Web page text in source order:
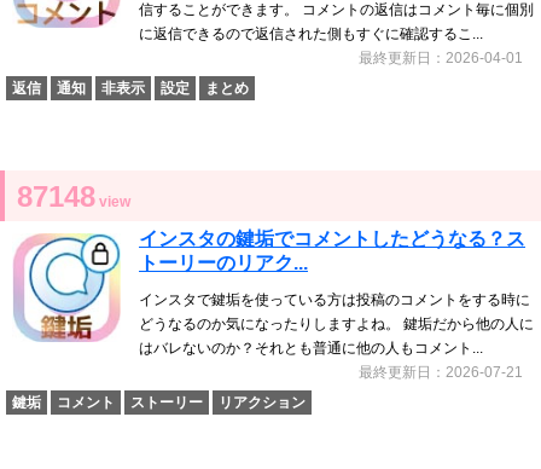
信することができます。 コメントの返信はコメント毎に個別
に返信できるので返信された側もすぐに確認するこ...
最終更新日：2026-04-01
返信
通知 非表示 設定 まとめ
87148 view
インスタの鍵垢でコメントしたどうなる？ス
トーリーのリアク...
インスタで鍵垢を使っている方は投稿のコメントをする時に
どうなるのか気になったりしますよね。 鍵垢だから他の人に
はバレないのか？それとも普通に他の人もコメント...
最終更新日：2026-07-21
鍵垢
コメント ストーリー リアクション